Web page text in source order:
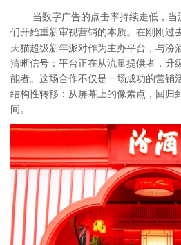
当数字广告的点击率持续走低，
们开始重新审视营销的本质。在刚刚过
天猫超级新年派对作为主办平台，与汾
清晰信号：平台正在从流量提供者，升
能者。这场合作不仅是一场成功的营销
结构性转移：从屏幕上的像素点，回归
间。